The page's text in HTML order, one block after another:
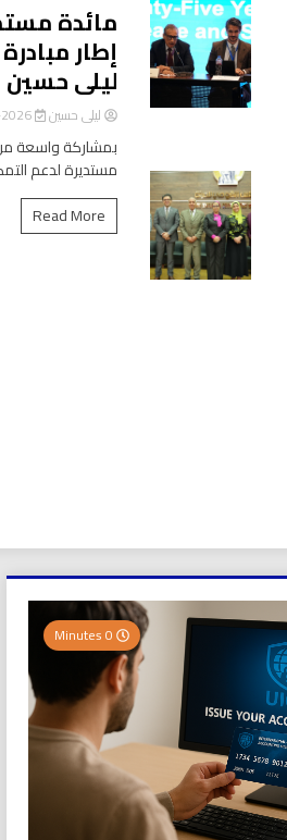
مائدة
إطار
ليلى حسين
ليلى حسين 2026-07-17
بمشاركة واسعة من
مستديرة لدعم
Read More